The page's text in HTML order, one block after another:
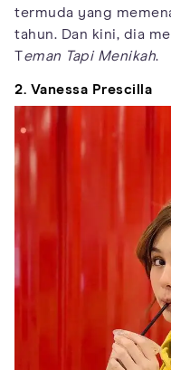
termuda yang
tahun. Dan kini, dia
Teman Tapi Menikah.
2. Vanessa Prescilla